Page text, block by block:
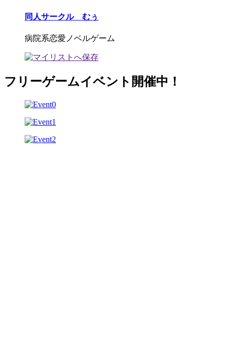
同人サークル むぅ
病院系恋愛ノベルゲーム
フリーゲームイベント開催中！